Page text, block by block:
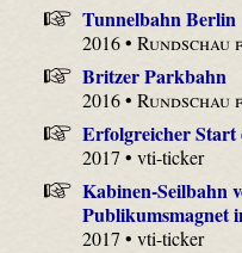
Tunnelbahn Berlin
2016 •
Britzer Parkbahn
2016 •
Erfolgreicher Start
2017 • vti-ticker
Kabinen-Seilbahn
Publikumsmagnet
2017 • vti-ticker